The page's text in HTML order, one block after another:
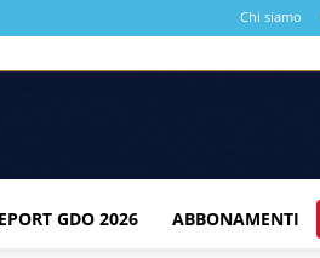
Chi siamo
GDO 2026 ABBONAMENTI